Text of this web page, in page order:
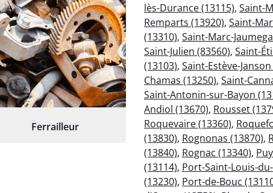
Ferrailleur
lès-Durance (13115), Saint-
Remparts (13920), Saint-
(13310), Saint-Marc-
Saint-Julien (83560), Saint-
(13103), Saint-Estève-
Chamas (13250), Saint-
Saint-Antonin-sur-Bayon
Andiol (13670), Rousset
Roquevaire (13360),
(13830), Rognonas (13870),
(13840), Rognac (13340),
(13114), Port-Saint-Louis-
(13230), Port-de-Bouc